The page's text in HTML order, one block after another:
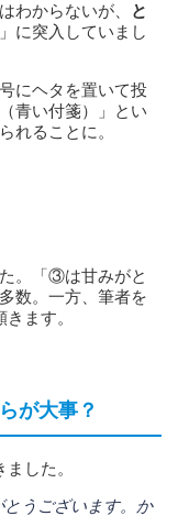
わからないが、
と
に突入していまし
にヘタを置いて投
（青い付箋）」とい
れることに。
。「③は甘みがと
数。一方、筆者を
ます。
が大事？
した。
とうございます。か